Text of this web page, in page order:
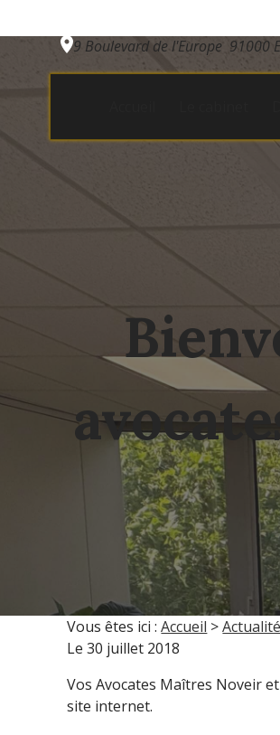
9 Boulevard de l'Europe 91000
Vous êtes ici : Accueil >
Le30 juillet 2018
Vos Avocates Maîtres Noveir
site internet.